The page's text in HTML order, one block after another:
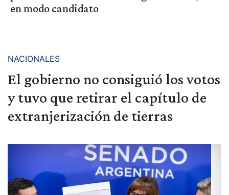
en modo candidato
NACIONALES
El gobierno no consiguió los votos
y tuvo que retirar el capítulo de
extranjerización de tierras